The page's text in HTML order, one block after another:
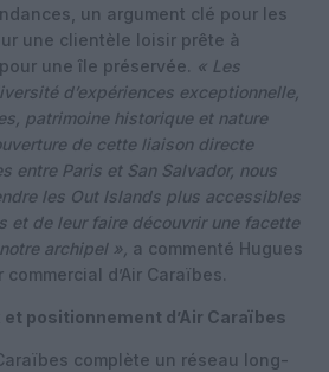
un argument clé pour les
une clientèle loisir prête à
une île préservée. « Les
d’expériences exceptionnelle,
patrimoine historique et nature
de cette liaison directe
entre Paris et San Salvador, nous
les Out Islands plus accessibles
et de leur faire découvrir une facette
archipel », a commenté Hugues
d’Air Caraïbes.
positionnement d’Air Caraïbes
complète un réseau long-